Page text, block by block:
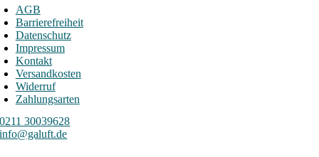
AGB
Barrierefreiheit
Datenschutz
Impressum
Kontakt
Versandkosten
Widerruf
Zahlungsarten
0211 30039628
info@galuft.de